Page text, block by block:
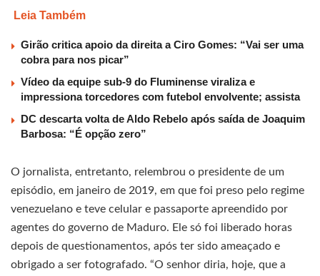
Leia Também
Girão critica apoio da direita a Ciro Gomes: “Vai ser uma
cobra para nos picar”
Vídeo da equipe sub-9 do Fluminense viraliza e
impressiona torcedores com futebol envolvente; assista
DC descarta volta de Aldo Rebelo após saída de Joaquim
Barbosa: “É opção zero”
O jornalista, entretanto, relembrou o presidente de um
episódio, em janeiro de 2019, em que foi preso pelo regime
venezuelano e teve celular e passaporte apreendido por
agentes do governo de Maduro. Ele só foi liberado horas
depois de questionamentos, após ter sido ameaçado e
obrigado a ser fotografado. “O senhor diria, hoje, que a